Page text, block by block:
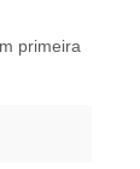
primeira